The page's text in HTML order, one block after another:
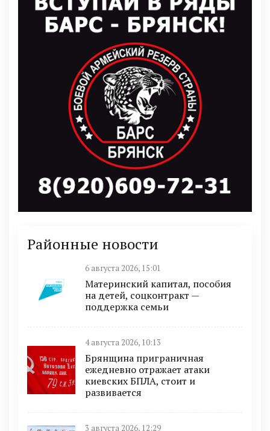
Районные новости
6 августа 2026, 15:01
Материнский капитал, пособия
на детей, соцконтракт —
поддержка семьи
4 августа 2026, 10:13
Брянщина приграничная
ежедневно отражает атаки
киевских БПЛА, стоит и
развивается
3 августа 2026, 12:29